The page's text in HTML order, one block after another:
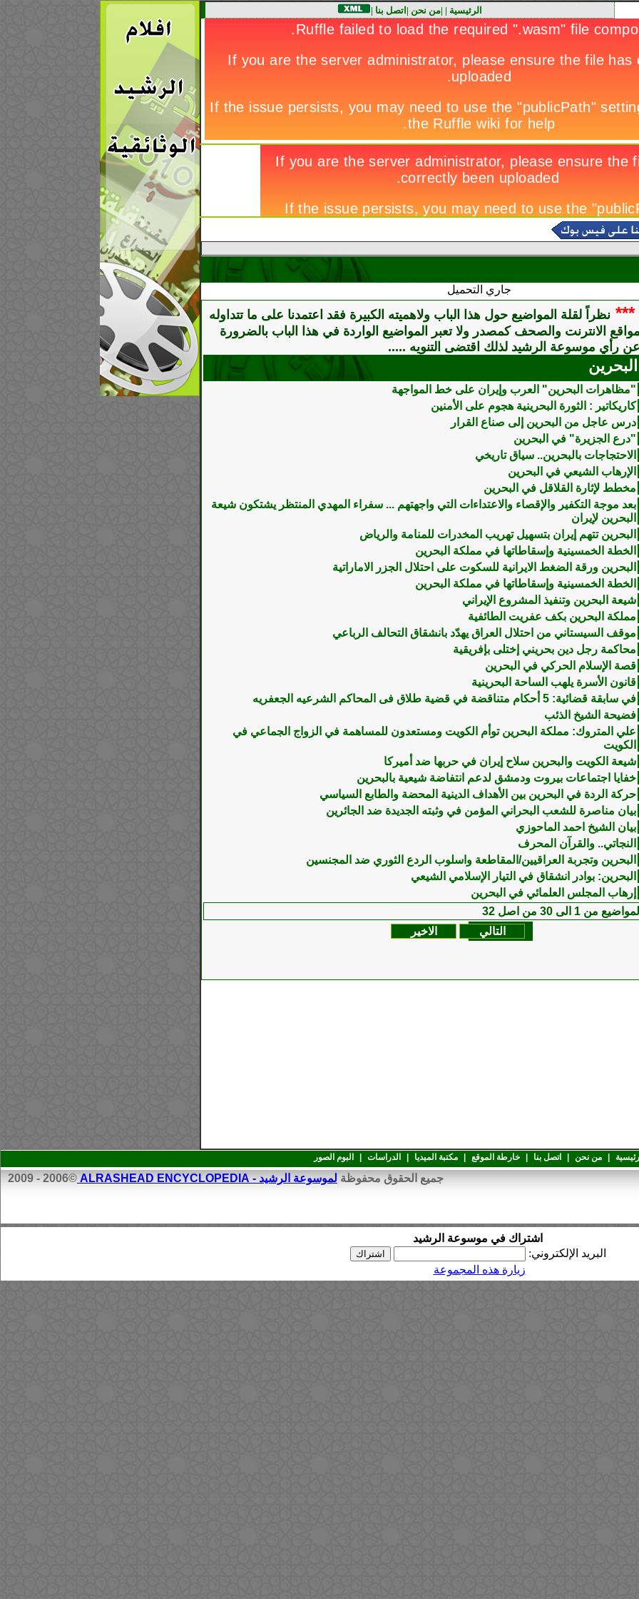
الرئيسية |
|من نحن | اتصل بنا |
جاري التحميل
*** نظراً لقلة المواضيع حول هذا الباب ولاهميته الكبيرة فقد اعتمدنا على ما تتداوله
الانترنت والصحف كمصدر ولا تعبر المواضيع الواردة في هذا الباب بالضرورة
رأي موسوعة الرشيد لذلك اقتضى التنويه .....
البحرين
"مظاهرات البحرين" العرب وإيران على خط المواجهة
كاريكاتير : الثورة البحرينية هجوم على الأمنين
درس عاجل من البحرين إلى صناع القرار
"درع الجزيرة" في البحرين
الاحتجاجات بالبحرين.. سياق تاريخي
الإرهاب الشيعي في البحرين
مخطط لإثارة القلاقل في البحرين
بعد موجة التكفير والإقصاء والاعتداءات التي واجهتهم ... سفراء المهدي المنتظر يشتكون شيعة
البحرين لإيران
البحرين تتهم إيران بتسهيل تهريب المخدرات للمنامة والرياض
الخطة الخمسينية وإسقاطاتها في مملكة البحرين
البحرين ورقة الضغط الايرانية للسكوت على احتلال الجزر الاماراتية
الخطة الخمسينية وإسقاطاتها في مملكة البحرين
شيعة البحرين وتنفيذ المشروع الإيراني
مملكة البحرين بكف عفريت الطائفية
موقف السيستاني من احتلال العراق يهدّد بانشقاق التحالف الرباعي
محاكمة رجل دين بحريني إختلى بإفريقية
قصة الإسلام الحركي في البحرين
قانون الأسرة يلهب الساحة البحرينية
في سابقة قضائية: 5 أحكام متناقضة في قضية طلاق فى المحاكم الشرعيه الجعفريه
فضيحة الشيخ الذئب
علي المتروك: مملكة البحرين توأم الكويت ومستعدون للمساهمة في الزواج الجماعي في
الكويت
شيعة الكويت والبحرين سلاح إيران في حربها ضد أميركا
خفايا اجتماعات بيروت ودمشق لدعم انتفاضة شيعية بالبحرين
حركة الردة في البحرين بين الأهداف الدينية المحضة والطابع السياسي
بيان مناصرة للشعب البحراني المؤمن في وثبته الجديدة ضد الجائرين
بيان الشيخ احمد الماحوزي
النجاتي.. والقرآن المحرف
البحرين وتجربة العراقيين/المقاطعة واسلوب الردع الثوري ضد المجنسين
البحرين: بوادر انشقاق في التيار الإسلامي الشيعي
إرهاب المجلس العلمائي في البحرين
من 1 الى 30 من اصل 32
التالي
الاخير
من نحن اتصل بنا خارطة الموقع مكتبة الميديا الدراسات البوم الصور
جميع الحقوق محفوظةلموسوعة الرشيد - ALRASHEAD ENCYCLOPEDIA ©2006 - 2009
اشتراك في موسوعة الرشيد
البريد الإلكتروني:
زيارة هذه المجموعة